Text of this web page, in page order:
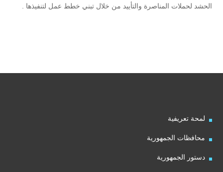
الحشد لحملات المناصرة والتأييد من خلال تبني خطط عمل لتنفيذها .
لمحة تعريفية
محافظات الجمهورية
دستور الجمهورية